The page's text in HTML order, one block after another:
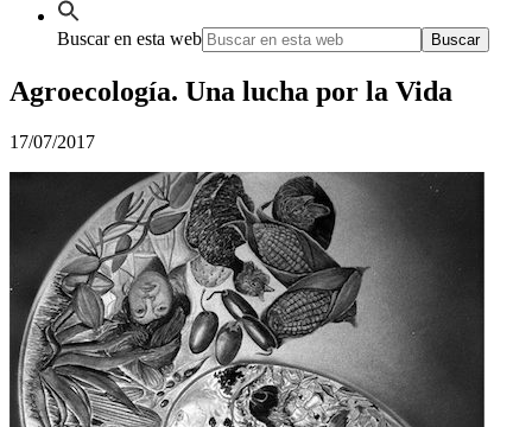
Buscar en esta web
Agroecología. Una lucha por la Vida
17/07/2017